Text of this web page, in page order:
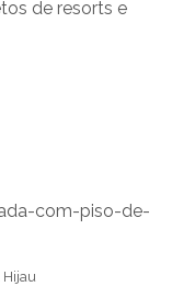
de resorts e